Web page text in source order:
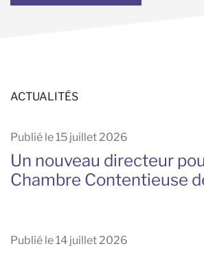
ACTUALITÉS
Publié le 15 juillet 2026
Un nouveau directeur
Chambre Contentieuse
Publié le 14 juillet 2026